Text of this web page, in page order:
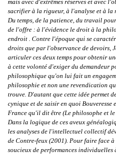
mais avec d'extrêmes réserves et avec
sacrifier à la rigueur, à l'analyse et à la
Du temps, de la patience, du travail
de l'offre : à l'évidence le droit à la
endroit . Contre l'époque qui se
droits que par l'observance de devoirs,
articuler ces deux temps pour obtenir
à cette volonté d'exiger du demandeur
philosophique qu'on lui fait un
philosophie et non une revendication
trouve. D'autant que cette idée permet
cynique et de saisir en quoi Bouveresse
France qu'il dit être (Le philosophe et le
Dans la logique de ces aveux
les analyses de l'intellectuel collectif
de Contre-feux (2001). Pour faire face
soucieux de performances individuelles